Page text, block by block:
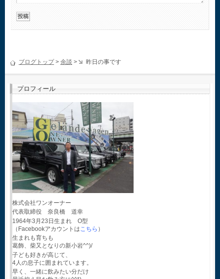
ブログトップ> 余談 > 昨日の事です
プロフィール
株式会社ワンオーナー
代表取締役 奈良橋 道幸
1964年3月23日生まれ O型
（Facebookアカウントはこちら ）
生まれも育ちも
葛飾、柴又となりの新小岩^^)/
子ども好きが高じて、
4人の息子に囲まれています。
早く、一緒に飲みたい分だけ